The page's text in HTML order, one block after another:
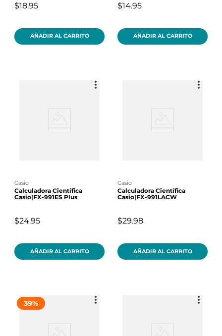
$18.95
AÑADIR AL CARRITO
$14.95
AÑADIR AL CARRITO
casio
Calculadora Científica
Casio|FX-991ES Plus
$24.95
AÑADIR AL CARRITO
casio
Calculadora Científica
Casio|FX-991LACW
$29.98
AÑADIR AL CARRITO
39%